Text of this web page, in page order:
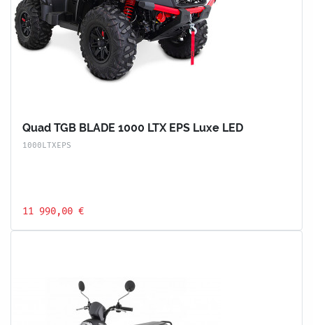
Quad TGB BLADE 1000 LTX EPS Luxe LED
1000LTXEPS
11 990,00 €